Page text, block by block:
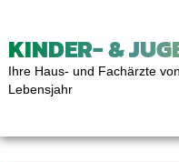
KINDER- &
Ihre Haus- und Fachärzte
Lebensjahr